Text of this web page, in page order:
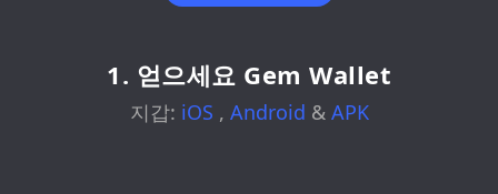
1. 얻으세요 Gem Wallet
지갑: iOS , Android & APK